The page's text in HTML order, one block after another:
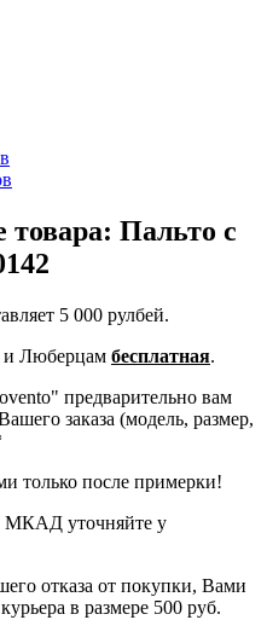
Пальто с
5 000 рулбей.
и Люберцам бесплатная.
предварительно вам
заказа (модель, размер,
только после примерки!
МКАД уточняйте у
отказа от покупки, Вами
в размере 500 руб.